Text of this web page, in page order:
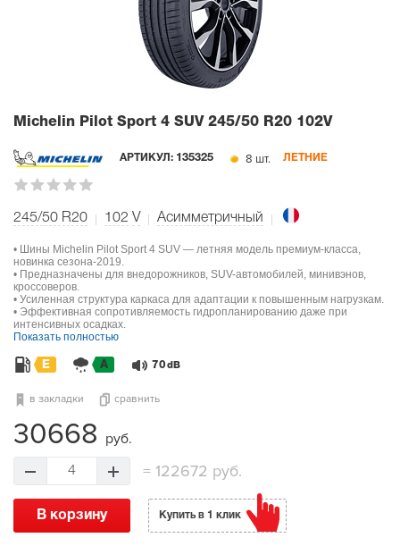
Michelin Pilot Sport 4 SUV 245/50 R20 102V
АРТИКУЛ: 135325 8 шт. ЛЕТНИЕ
245/50 R20 102 V Асимметричный
• Шины Michelin Pilot Sport 4 SUV — летняя модель премиум-класса,
новинка сезона-2019.
• Предназначены для внедорожников, SUV-автомобилей, минивэнов,
кроссоверов.
• Усиленная структура каркаса для адаптации к повышенным нагрузкам.
• Эффективная сопротивляемость гидропланированию даже при
интенсивных осадках.
Показать полностью
E A 70 dB
в закладки сравнить
30668 руб.
4 = 122672 руб.
В корзину Купить в 1 клик